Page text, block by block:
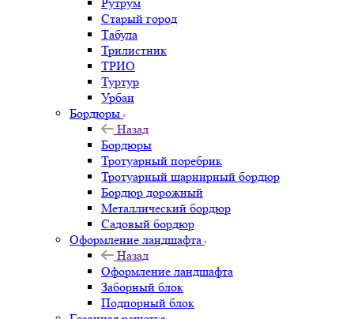
Старый город
Табула
Трилистник
ТРИО
Туртур
Урбан
Бордюры
Назад
Бордюры
Тротуарный поребрик
Тротуарный шарнирный бордюр
Бордюр дорожный
Металлический бордюр
Садовый бордюр
Оформление ландшафта
Назад
Оформление ландшафта
Заборный блок
Подпорный блок